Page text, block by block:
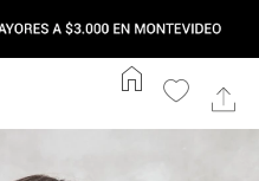
home